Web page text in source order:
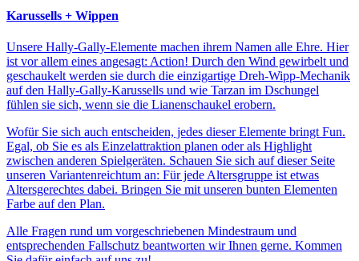
Karussells + Wippen
Unsere Hally-Gally-Elemente machen ihrem Namen alle Ehre. Hier
ist vor allem eines angesagt: Action! Durch den Wind gewirbelt und
geschaukelt werden sie durch die einzigartige Dreh-Wipp-Mechanik
auf den Hally-Gally-Karussells und wie Tarzan im Dschungel
fühlen sie sich, wenn sie die Lianenschaukel erobern.
Wofür Sie sich auch entscheiden, jedes dieser Elemente bringt Fun.
Egal, ob Sie es als Einzelattraktion planen oder als Highlight
zwischen anderen Spielgeräten. Schauen Sie sich auf dieser Seite
unseren Variantenreichtum an: Für jede Altersgruppe ist etwas
Altersgerechtes dabei. Bringen Sie mit unseren bunten Elementen
Farbe auf den Plan.
Alle Fragen rund um vorgeschriebenen Mindestraum und
entsprechenden Fallschutz beantworten wir Ihnen gerne. Kommen